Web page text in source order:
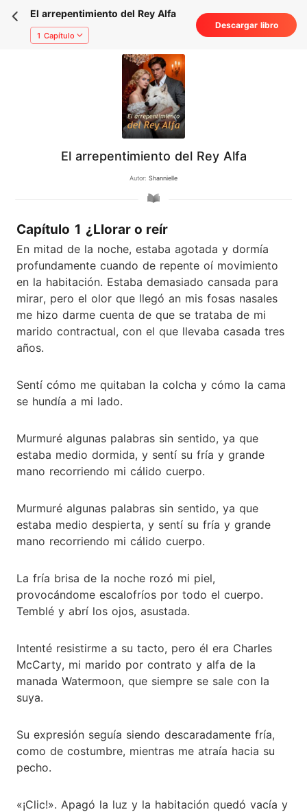
El arrepentimiento del Rey Alfa
1 Capítulo
Descargar libro
El arrepentimiento del Rey Alfa
Autor: Shannielle
Capítulo 1 ¿Llorar o reír
En mitad de la noche, estaba agotada y dormía
profundamente cuando de repente oí movimiento
en la habitación. Estaba demasiado cansada para
mirar, pero el olor que llegó an mis fosas nasales
me hizo darme cuenta de que se trataba de mi
marido contractual, con el que llevaba casada tres
años.
Sentí cómo me quitaban la colcha y cómo la cama
se hundía a mi lado.
Murmuré algunas palabras sin sentido, ya que
estaba medio dormida, y sentí su fría y grande
mano recorriendo mi cálido cuerpo.
Murmuré algunas palabras sin sentido, ya que
estaba medio despierta, y sentí su fría y grande
mano recorriendo mi cálido cuerpo.
La fría brisa de la noche rozó mi piel,
provocándome escalofríos por todo el cuerpo.
Temblé y abrí los ojos, asustada.
Intenté resistirme a su tacto, pero él era Charles
McCarty, mi marido por contrato y alfa de la
manada Watermoon, que siempre se sale con la
suya.
Su expresión seguía siendo descaradamente fría,
como de costumbre, mientras me atraía hacia su
pecho.
«¡Clic!». Apagó la luz y la habitación quedó vacía y